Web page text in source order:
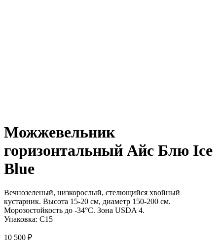
Можжевельник
горизонтальный Айс Блю Ice
Blue
Вечнозеленый, низкорослый, стелющийся хвойный
кустарник. Высота 15-20 см, диаметр 150-200 см.
Морозостойкость до -34°C. Зона USDA 4.
Упаковка: C15
10 500 ₽